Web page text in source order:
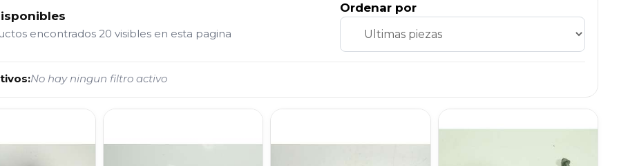
encontrados 20 visibles en esta pagina
Ordenar por
No hay ningun filtro activo